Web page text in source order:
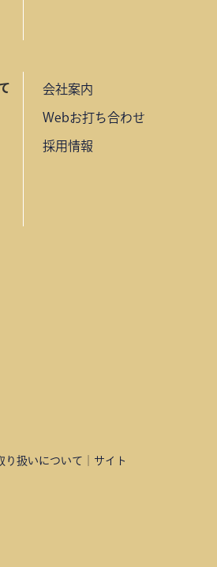
会社案内
Webお打ち合わせ
採用情報
り扱いについて
サイト